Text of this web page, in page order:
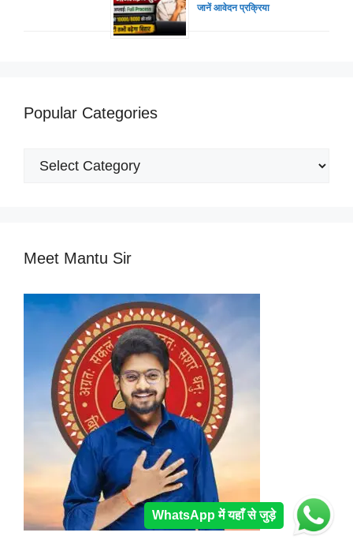
जानें आवेदन प्रक्रिया
Popular Categories
Popular
Meet Mantu Sir
WhatsApp में यहाँ से जुड़े